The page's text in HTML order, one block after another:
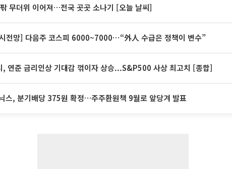
무더위 이어져…전국 곳곳 소나기 [오늘 날씨]
전망] 다음주 코스피 6000~7000⋯“外人 수급은 정책이 변수”
, 연준 금리인상 기대감 꺾이자 상승...S&P500 사상 최고치 [종합]
스, 분기배당 375원 확정…주주환원책 9월로 앞당겨 발표